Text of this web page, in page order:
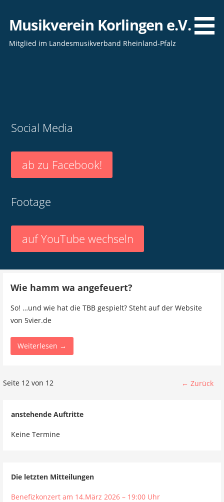
Inhalt
springen
Musikverein Korlingen e.V.
Mitglied im Landesmusikverband Rheinland-Pfalz
Social Media
ab zu Facebook!
Footage
auf YouTube wechseln
Wie hamm wa angefeuert?
So! …und wie hat die TBB gespielt? Steht auf der Website
von 5vier.de
Weiterlesen →
Beitrag
Seite 12 von 12 ← Zurück
anstehende Auftritte
Keine Termine
Die letzten Mitteilungen
Benefizkonzert am 14.März 2026 – 19:00 Uhr